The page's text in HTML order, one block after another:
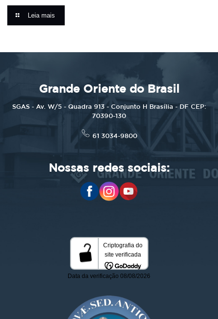
Leia mais
Grande Oriente do Brasil
SGAS - Av. W/5 - Quadra 913 - Conjunto H Brasília - DF CEP:
70390-130
61 3034-9800
Nossas redes sociais: